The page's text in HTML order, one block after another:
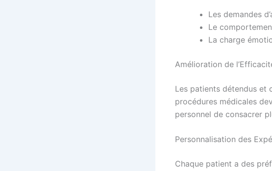
Les demandes
Le
La charge
Amélioration de
Les patients détendus et
procédures médicales
personnel de consacrer
Personnalisation des
Chaque patient a des